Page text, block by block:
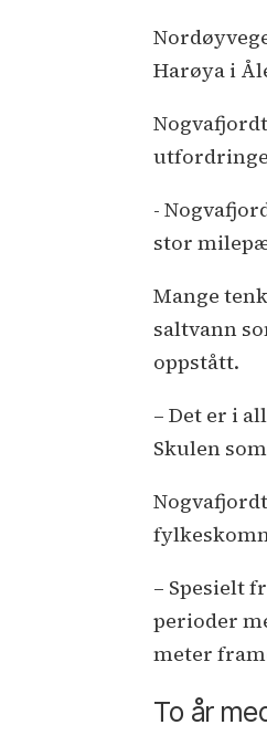
Harøya i
-
stor
Mange
saltvann
oppstått.
– Det er i
Skulen
– Spesielt
perioder
meter
To år